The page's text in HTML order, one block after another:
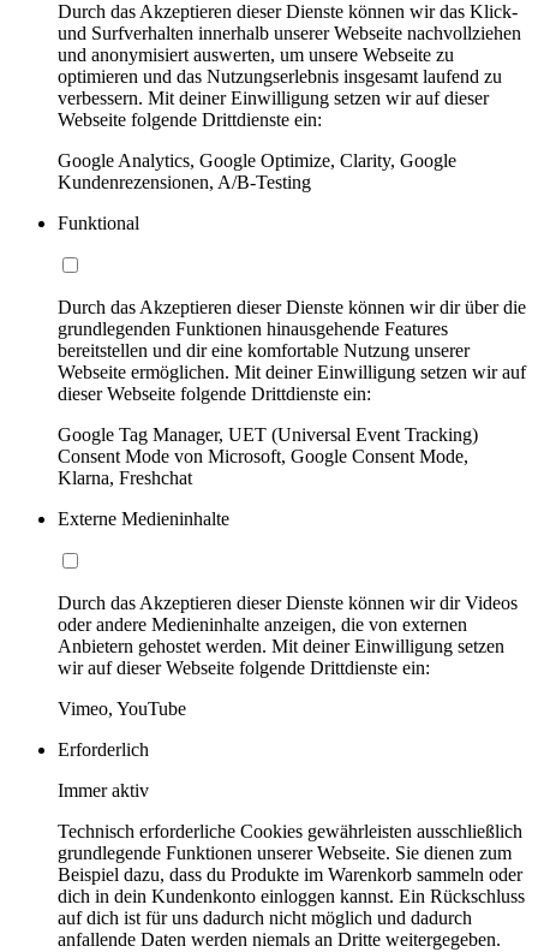
Durch das Akzeptieren dieser Dienste können wir das Klick-
und Surfverhalten innerhalb unserer Webseite nachvollziehen
und anonymisiert auswerten, um unsere Webseite zu
optimieren und das Nutzungserlebnis insgesamt laufend zu
verbessern. Mit deiner Einwilligung setzen wir auf dieser
Webseite folgende Drittdienste ein:
Google Analytics, Google Optimize, Clarity, Google
Kundenrezensionen, A/B-Testing
Funktional
Durch das Akzeptieren dieser Dienste können wir dir über die
grundlegenden Funktionen hinausgehende Features
bereitstellen und dir eine komfortable Nutzung unserer
Webseite ermöglichen. Mit deiner Einwilligung setzen wir auf
dieser Webseite folgende Drittdienste ein:
Google Tag Manager, UET (Universal Event Tracking)
Consent Mode von Microsoft, Google Consent Mode,
Klarna, Freshchat
Externe Medieninhalte
Durch das Akzeptieren dieser Dienste können wir dir Videos
oder andere Medieninhalte anzeigen, die von externen
Anbietern gehostet werden. Mit deiner Einwilligung setzen
wir auf dieser Webseite folgende Drittdienste ein:
Vimeo, YouTube
Erforderlich
Immer aktiv
Technisch erforderliche Cookies gewährleisten ausschließlich
grundlegende Funktionen unserer Webseite. Sie dienen zum
Beispiel dazu, dass du Produkte im Warenkorb sammeln oder
dich in dein Kundenkonto einloggen kannst. Ein Rückschluss
auf dich ist für uns dadurch nicht möglich und dadurch
anfallende Daten werden niemals an Dritte weitergegeben.